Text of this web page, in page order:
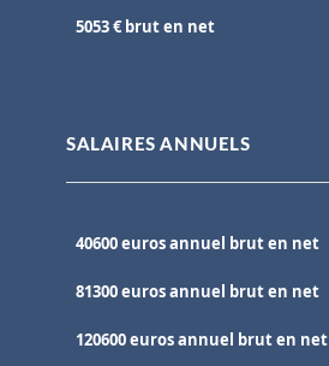
5053 € brut en net
SALAIRES ANNUELS
40600 euros annuel brut en net
81300 euros annuel brut en net
120600 euros annuel brut en net